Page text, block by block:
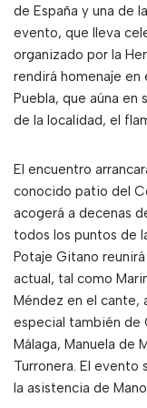
de España y una de
evento, que lleva
organizado por la
rendirá homenaje en
Puebla, que aúna en
de la localidad, el
El encuentro
conocido patio del
acogerá a decenas
todos los puntos de
Potaje Gitano
actual, tal como
Méndez en el cante,
especial también de
Málaga, Manuela de
Turronera. El evento
la asistencia de